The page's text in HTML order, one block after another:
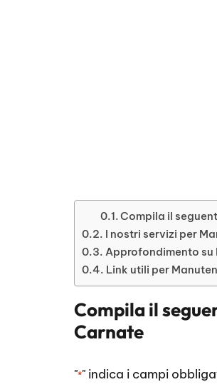
Compila il
I nostri servizi per
Approfondimento su
Link utili per
Compila il
Carnate
"*" indica i campi